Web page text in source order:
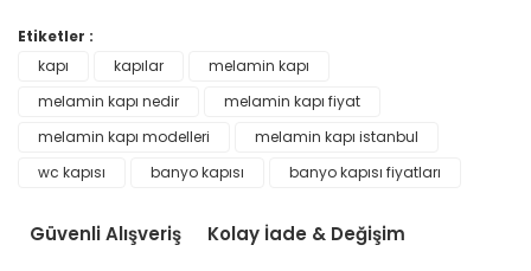
Etiketler :
kapı
kapılar
melamin kapı
melamin kapı nedir
melamin kapı fiyat
melamin kapı modelleri
melamin kapı istanbul
wc kapısı
banyo kapısı banyo kapısı fiyatları
Güvenli Alışveriş Kolay İade & Değişim